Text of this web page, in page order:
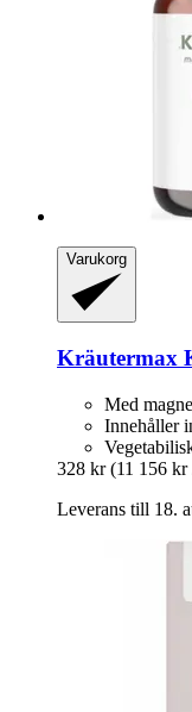
Varukorg
Kräutermax
Med
Innehåller
328 kr (11 156 kr
Leverans till 18.